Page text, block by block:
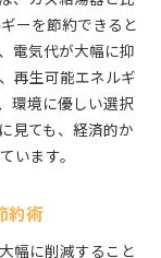
ーを節約できると
電気代が大幅に抑
再生可能エネルギ
環境に優しい選択
見ても、経済的か
います。
約術
幅に削減すること